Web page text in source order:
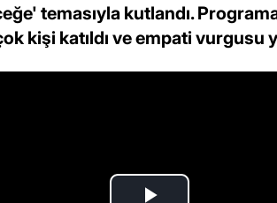
temasıyla kutlandı.
kişi katıldı ve empati vurgusu